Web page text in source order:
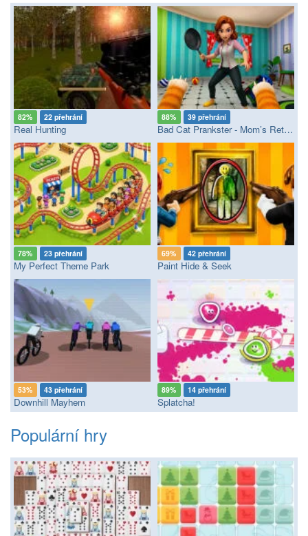
82% 22 přehrání
Real Hunting
88% 39 přehrání
Bad Cat Prankster - Mom’s Return
78% 23 přehrání
My Perfect Theme Park
69% 42 přehrání
Paint Hide & Seek
53% 43 přehrání
Downhill Mayhem
89% 14 přehrání
Splatcha!
Populární hry